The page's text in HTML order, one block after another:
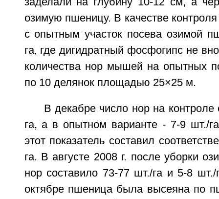
озимую пшеницу. В качестве
с опытным участок посева озимой
га, где дигидратный фосфогипс не
количества нор мышей на опытных
по 10 делянок площадью 25×25 м.
В декабре число нор на контроле
га, а в опытном варианте - 7-9 шт./
этот показатель составил
га. В августе 2008 г. после уборки
нор составило 73-77 шт./га и 5-8 шт./
октябре пшеница была высеяна по